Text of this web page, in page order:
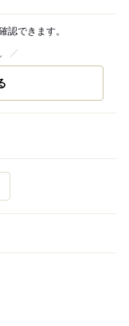
認できます。